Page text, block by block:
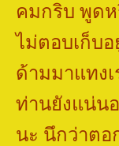
คมกริบ พูดห
ไม่ตอบเก็บ
ด้ามมาแทงเ
ท่านยังแน่นอ
นะ นึกว่าต